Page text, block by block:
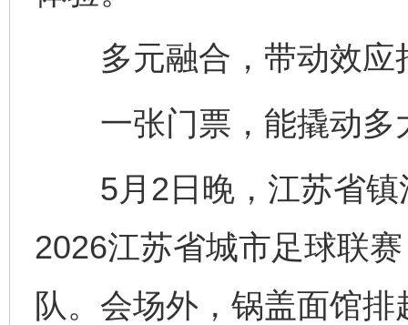
多元融合，带动效应
一张门票，能撬动多
5月2日晚，江苏省镇
2026江苏省城市足球联
队。会场外，锅盖面馆